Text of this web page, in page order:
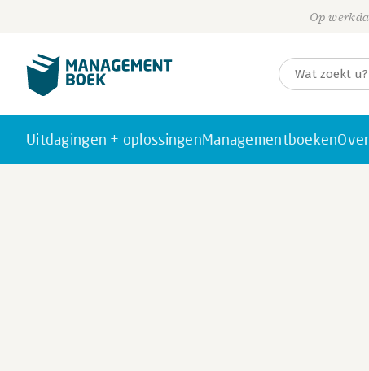
Op
Uitdagingen + oplossingenManagementboeken